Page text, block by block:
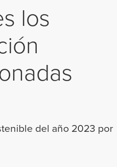
los
del año 2023 por